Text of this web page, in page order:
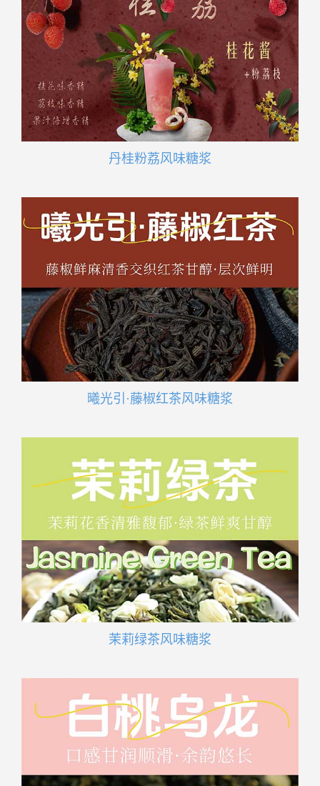
丹桂粉荔风味糖浆
曦光引·藤椒红茶风味糖浆
茉莉绿茶风味糖浆